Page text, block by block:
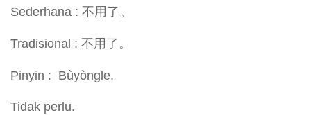
Sederhana : 不用了。
Tradisional : 不用了。
Pinyin : Bùyòngle.
Tidak perlu.